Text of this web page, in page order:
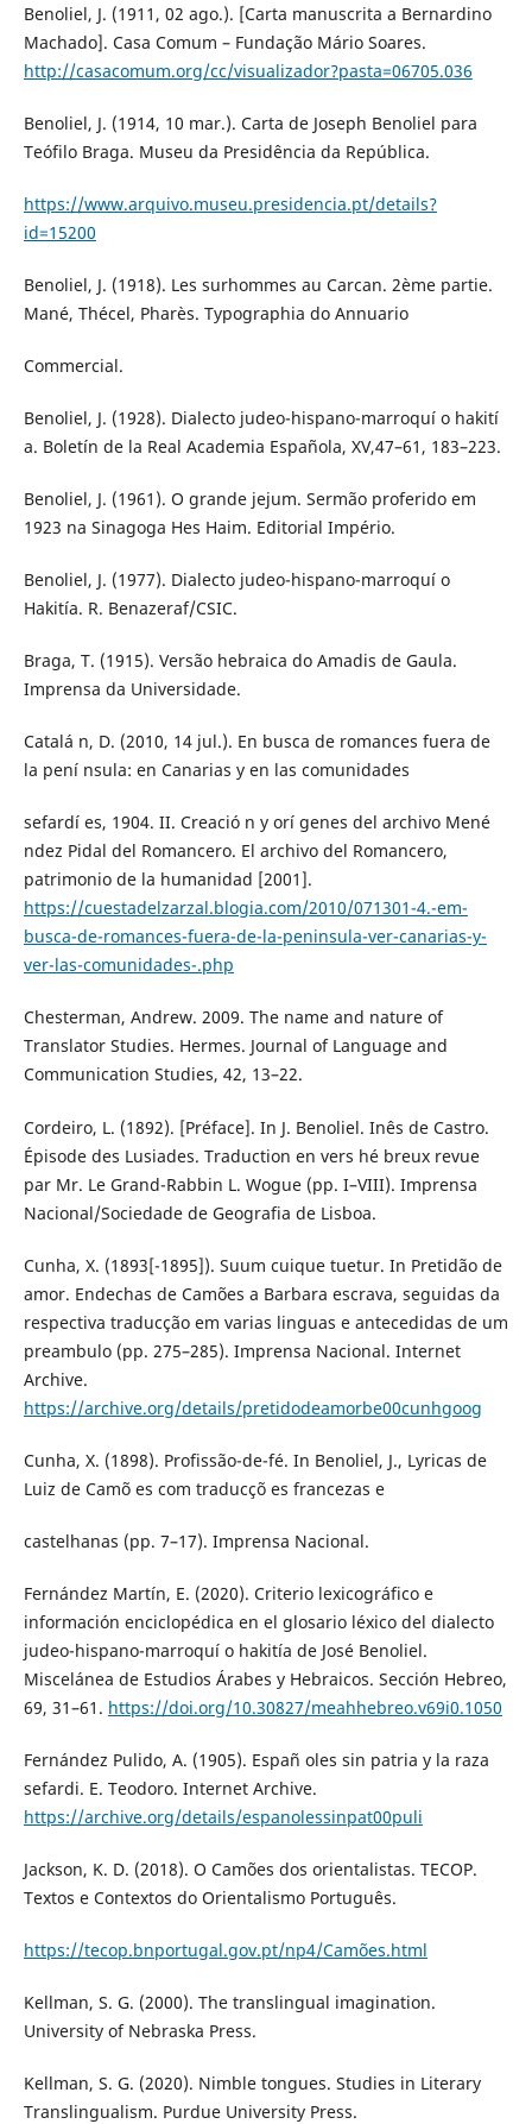
Benoliel, J. (1911, 02 ago.). [Carta manuscrita a Bernardino
Machado]. Casa Comum – Fundação Mário Soares.
http://casacomum.org/cc/visualizador?pasta=06705.036
Benoliel, J. (1914, 10 mar.). Carta de Joseph Benoliel para
Teófilo Braga. Museu da Presidência da República.
https://www.arquivo.museu.presidencia.pt/details?
id=15200
Benoliel, J. (1918). Les surhommes au Carcan. 2ème partie.
Mané, Thécel, Pharès. Typographia do Annuario
Commercial.
Benoliel, J. (1928). Dialecto judeo-hispano-marroquí o hakití
a. Boletín de la Real Academia Española, XV,47–61, 183–223.
Benoliel, J. (1961). O grande jejum. Sermão proferido em
1923 na Sinagoga Hes Haim. Editorial Império.
Benoliel, J. (1977). Dialecto judeo-hispano-marroquí o
Hakitía. R. Benazeraf/CSIC.
Braga, T. (1915). Versão hebraica do Amadis de Gaula.
Imprensa da Universidade.
Catalá n, D. (2010, 14 jul.). En busca de romances fuera de
la pení nsula: en Canarias y en las comunidades
sefardí es, 1904. II. Creació n y orí genes del archivo Mené
ndez Pidal del Romancero. El archivo del Romancero,
patrimonio de la humanidad [2001].
https://cuestadelzarzal.blogia.com/2010/071301-4.-em-
busca-de-romances-fuera-de-la-peninsula-ver-canarias-y-
ver-las-comunidades-.php
Chesterman, Andrew. 2009. The name and nature of
Translator Studies. Hermes. Journal of Language and
Communication Studies, 42, 13–22.
Cordeiro, L. (1892). [Préface]. In J. Benoliel. Inês de Castro.
Épisode des Lusiades. Traduction en vers hé breux revue
par Mr. Le Grand-Rabbin L. Wogue (pp. I–VIII). Imprensa
Nacional/Sociedade de Geografia de Lisboa.
Cunha, X. (1893[-1895]). Suum cuique tuetur. In Pretidão de
amor. Endechas de Camões a Barbara escrava, seguidas da
respectiva traducção em varias linguas e antecedidas de um
preambulo (pp. 275–285). Imprensa Nacional. Internet
Archive.
https://archive.org/details/pretidodeamorbe00cunhgoog
Cunha, X. (1898). Profissão-de-fé. In Benoliel, J., Lyricas de
Luiz de Camõ es com traducçõ es francezas e
castelhanas (pp. 7–17). Imprensa Nacional.
Fernández Martín, E. (2020). Criterio lexicográfico e
información enciclopédica en el glosario léxico del dialecto
judeo-hispano-marroquí o hakitía de José Benoliel.
Miscelánea de Estudios Árabes y Hebraicos. Sección Hebreo,
69, 31–61. https://doi.org/10.30827/meahhebreo.v69i0.1050
Fernández Pulido, A. (1905). Españ oles sin patria y la raza
sefardi. E. Teodoro. Internet Archive.
https://archive.org/details/espanolessinpat00puli
Jackson, K. D. (2018). O Camões dos orientalistas. TECOP.
Textos e Contextos do Orientalismo Português.
https://tecop.bnportugal.gov.pt/np4/Camões.html
Kellman, S. G. (2000). The translingual imagination.
University of Nebraska Press.
Kellman, S. G. (2020). Nimble tongues. Studies in Literary
Translingualism. Purdue University Press.